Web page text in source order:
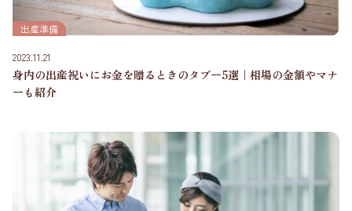
出産準備
2023.11.21
身内の出産祝いにお金を贈るときのタブー5選｜相場の金額やマナ
ーも紹介